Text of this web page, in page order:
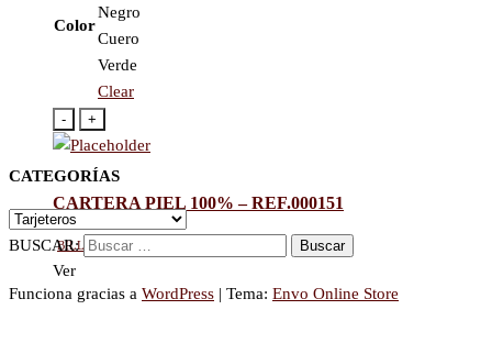
Color
Negro
Cuero
Verde
Clear
- +
CARTERA PIEL 100% – REF.000151
Billetero hombre
Ver
CATEGORÍAS
BUSCAR:
Funciona gracias a WordPress | Tema: Envo Online Store